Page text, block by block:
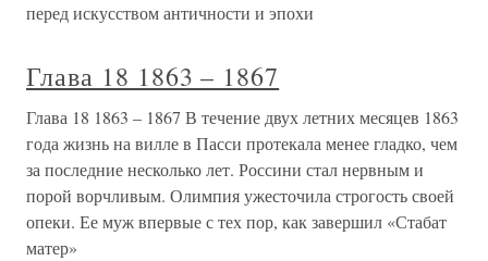
перед искусством античности и эпохи
Глава 18 1863 – 1867
Глава 18 1863 – 1867 В течение двух летних месяцев 1863
года жизнь на вилле в Пасси протекала менее гладко, чем
за последние несколько лет. Россини стал нервным и
порой ворчливым. Олимпия ужесточила строгость своей
опеки. Ее муж впервые с тех пор, как завершил «Стабат
матер»